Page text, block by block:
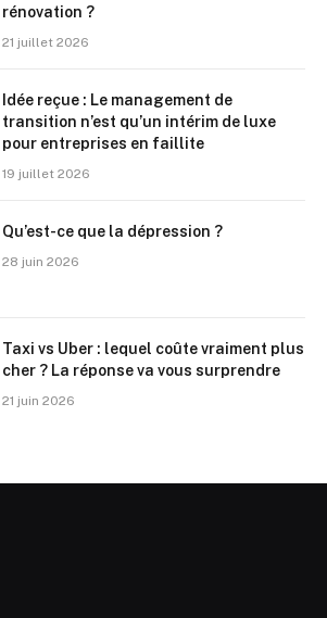
rénovation ?
21 juillet 2026
Idée reçue : Le management de
transition n’est qu’un intérim de luxe
pour entreprises en faillite
19 juillet 2026
Qu’est-ce que la dépression ?
28 juin 2026
Taxi vs Uber : lequel coûte vraiment plus
cher ? La réponse va vous surprendre
21 juin 2026